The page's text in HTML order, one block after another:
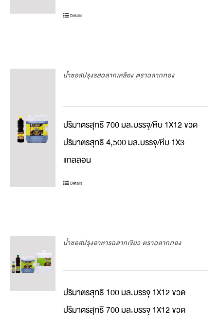
Details
น้ำซอสปรุงรสฉลากเหลือง ตราฉลากทอง
ปริมาตรสุทธิ 700 มล.บรรจุ/หีบ 1X12 ขวด
ปริมาตรสุทธิ 4,500 มล.บรรจุ/หีบ 1X3
แกลลอน
Details
น้ำซอสปรุงอาหารฉลากเขียว ตราฉลากทอง
ปริมาตรสุทธิ 100 มล.บรรจุ 1X12 ขวด
ปริมาตรสุทธิ 700 มล.บรรจุ 1X12 ขวด